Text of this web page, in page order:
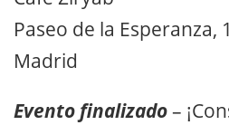
Paseo de la Esperanza,
Madrid
Evento finalizado–